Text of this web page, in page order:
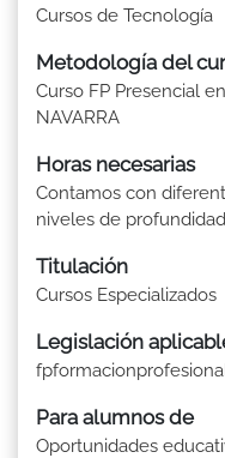
Cursos de Tecnología
Metodología del
Curso FP Presencial
NAVARRA
Horas necesarias
Contamos con
niveles de
Titulación
Cursos Especializados
Legislación
Para alumnos de
Oportunidades